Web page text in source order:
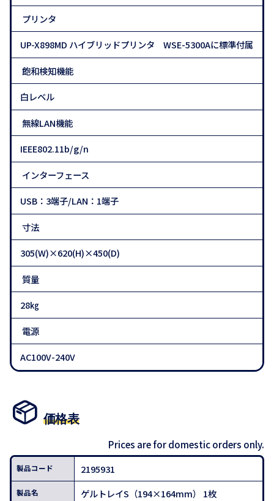
プリンタ
UP-X898MD ハイブリッドプリンタ WSE-5300Aに標準付属
飽和検知機能
白レベル
無線LAN機能
IEEE802.11b/g/n
インターフェース
USB：3端子/LAN：1端子
寸法
305(W)×620(H)×450(D)
質量
28㎏
電源
AC100V-240V
価格表
Prices are for domestic orders only.
2195931
ゲルトレイS（194×164mm） 1枚